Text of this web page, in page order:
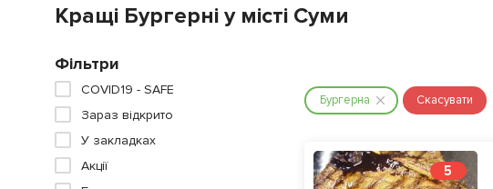
Кращі Бургерні у місті Суми
Фільтри
COVID19 - SAFE
Зараз відкрито
У закладках
Акції
Бургерна Скасувати
5